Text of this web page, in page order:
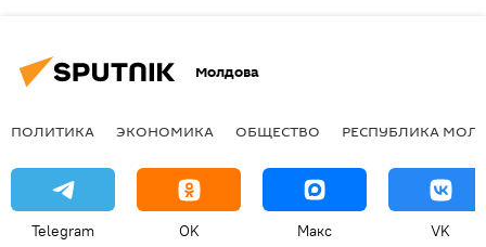
Молдова
ПОЛИТИКА ЭКОНОМИКА ОБЩЕСТВО РЕСПУБЛИКА
Telegram OK Макс VK